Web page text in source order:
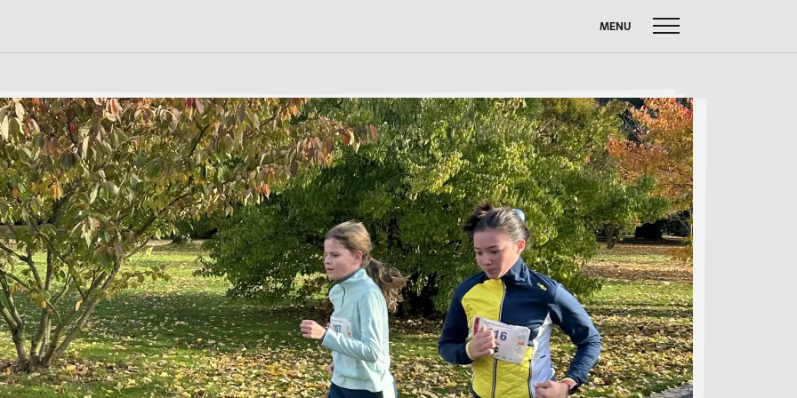
MENU
&
LEBEN
13plus Nachmittagsangebot
Austausche und Fahrten
Europa
Berufliche Orientierung
Beratung
Menschen und Werke des
Monats
LERNEN
Fächer
Erprobungsstufe
Mittelstufe
Oberstufe
Wettbewerbe
Forschung
Fordern & Fördern
SERVICE
Anfahrt
Krankmeldung
Downloads
Stundenpläne
Kontakt
M